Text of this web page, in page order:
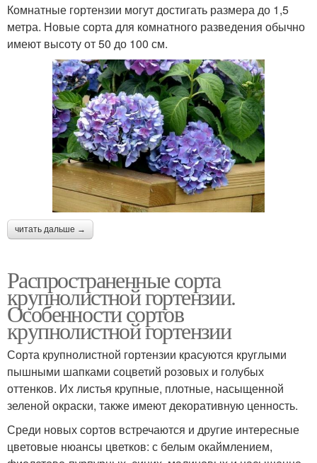
Комнатные гортензии могут достигать размера до 1,5
метра. Новые сорта для комнатного разведения обычно
имеют высоту от 50 до 100 см.
читать дальше →
Распространенные сорта
крупнолистной гортензии.
Особенности сортов
крупнолистной гортензии
Сорта крупнолистной гортензии красуются круглыми
пышными шапками соцветий розовых и голубых
оттенков. Их листья крупные, плотные, насыщенной
зеленой окраски, также имеют декоративную ценность.
Среди новых сортов встречаются и другие интересные
цветовые нюансы цветков: с белым окаймлением,